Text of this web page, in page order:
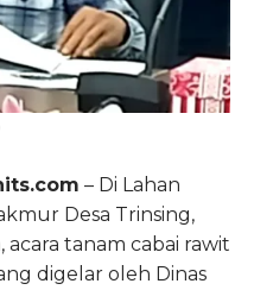
– Di Lahan
Desa Trinsing,
acara tanam cabai rawit
digelar oleh Dinas